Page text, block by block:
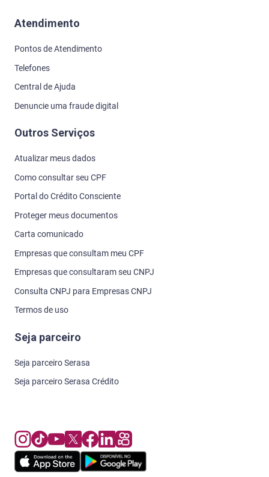
Atendimento
Pontos de Atendimento
Telefones
Central de Ajuda
Denuncie uma fraude digital
Outros Serviços
Atualizar meus dados
Como consultar seu CPF
Portal do Crédito Consciente
Proteger meus documentos
Carta comunicado
Empresas que consultam meu CPF
Empresas que consultaram seu CNPJ
Consulta CNPJ para Empresas CNPJ
Termos de uso
Seja parceiro
Seja parceiro Serasa
Seja parceiro Serasa Crédito